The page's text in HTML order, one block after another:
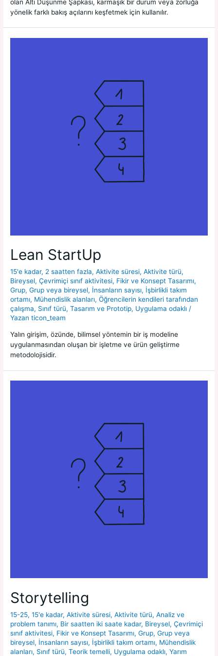
olan Altı Düşünme Şapkası, karmaşık bir durum veya zorluğa
yönelik farklı bakış açılarını keşfetmek için kullanılır.
Lean StartUp
15'e kadar, 2 saatten fazla,Aktivite süresi,Aktivite türü,
Bireysel,Çevrimiçi sınıf aktivitesi, Fikir ve Konsept Tasarımı,
Grup,Grup veya bireysel, İnsanların sayısı, İşbirlikli takım
ortamı, Mühendislik alanları,Öğrencilerin kendileri tarafından
çalışma, Sınıf türü,Tasarım ve Prototip, Uygulama odaklı /
Yazan ticon_team
Yalın girişim, özünde, bilimsel yöntemin bir iş modeline
uygulanmasından oluşan bir işletme ve ürün geliştirme
metodolojisidir.
Storytelling
15-25,15'e kadar,Aktivite süresi,Aktivite türü,Analiz ve
problem tanımı, Bir saatten iki saate kadar, Bireysel,Çevrimiçi
sınıf aktivitesi, Fikir ve Konsept Tasarımı,Grup,Grup veya
bireysel, İnsanların sayısı, İşbirlikli takım ortamı, Mühendislik
alanları, Sınıf türü,Teorik temelli, Uygulama odaklı,Yarım